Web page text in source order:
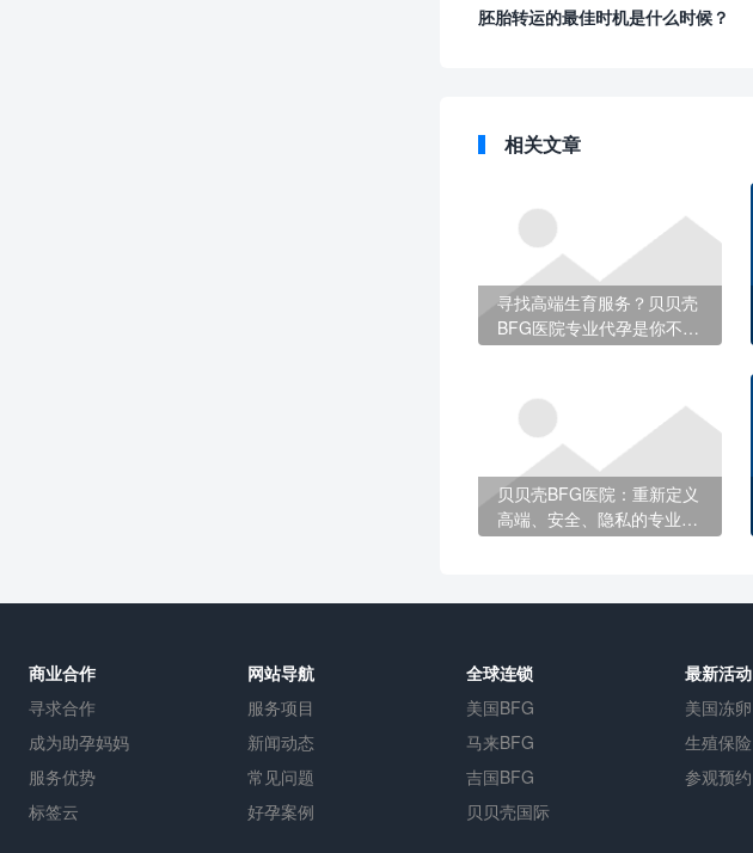
胚胎转运的最佳时机是什么时候？
相关文章
寻找高端生育服务？贝贝壳
BFG医院专业代孕是你不二
贝贝壳BFG医院：重新定义
高端、安全、隐私的专业代
商业合作
寻求合作
成为助孕妈妈
服务优势
标签云
网站导航
服务项目
新闻动态
常见问题
好孕案例
全球连锁
美国BFG
马来BFG
吉国BFG
贝贝壳国际
最新活动
美国冻卵
生殖保险
参观预约